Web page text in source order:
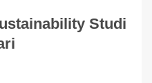
Studi